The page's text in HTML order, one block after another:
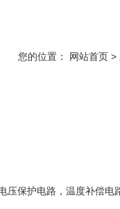
您的位置： 网站首页 >
保护电路，温度补偿电